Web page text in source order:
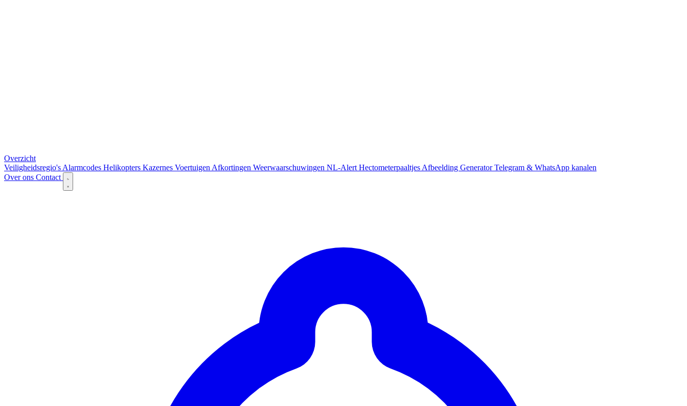
Overzicht
Veiligheidsregio's Alarmcodes Helikopters Kazernes Voertuigen Afkortingen Weerwaarschuwingen NL-Alert Hectometerpaaltjes Afbeelding GeneratorTelegram & WhatsApp kanalen
Over ons Contact